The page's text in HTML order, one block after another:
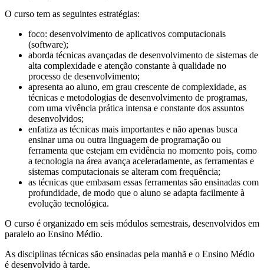
O curso tem as seguintes estratégias:
foco: desenvolvimento de aplicativos computacionais
(software);
aborda técnicas avançadas de desenvolvimento de sistemas de
alta complexidade e atenção constante à qualidade no
processo de desenvolvimento;
apresenta ao aluno, em grau crescente de complexidade, as
técnicas e metodologias de desenvolvimento de programas,
com uma vivência prática intensa e constante dos assuntos
desenvolvidos;
enfatiza as técnicas mais importantes e não apenas busca
ensinar uma ou outra linguagem de programação ou
ferramenta que estejam em evidência no momento pois, como
a tecnologia na área avança aceleradamente, as ferramentas e
sistemas computacionais se alteram com frequência;
as técnicas que embasam essas ferramentas são ensinadas com
profundidade, de modo que o aluno se adapta facilmente à
evolução tecnológica.
O curso é organizado em seis módulos semestrais, desenvolvidos em
paralelo ao Ensino Médio.
As disciplinas técnicas são ensinadas pela manhã e o Ensino Médio
é desenvolvido à tarde.